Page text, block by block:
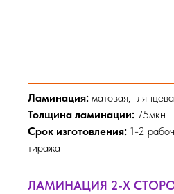
Ламинация: матовая,
Толщина ламинации: 75мкн
Срок изготовления: 1-2
тиража
ЛАМИНАЦИЯ 2-Х